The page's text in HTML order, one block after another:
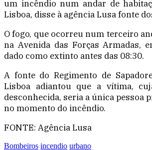
um incêndio num andar de
Lisboa, disse à agência Lusa fonte
O fogo, que ocorreu num terceiro
na Avenida das Forças Armadas,
dado como extinto antes das 08:30.
A fonte do Regimento de
Lisboa adiantou que a vítima,
desconhecida, seria a única pessoa
no momento do incêndio.
FONTE: Agência Lusa
Bombeiros incendio urbano